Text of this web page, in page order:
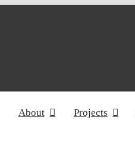
About Projects